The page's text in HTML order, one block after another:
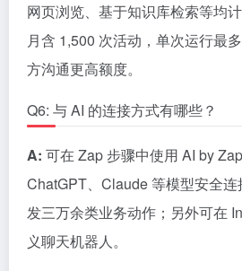
网页浏览、基于知识库检索等均
月含 1,500 次活动，单次运行最
方沟通更高额度。
Q6: 与 AI 的连接方式有哪些？
A: 可在 Zap 步骤中使用 AI by
ChatGPT、Claude 等模型安全
发三万余类业务动作；另外可在
义聊天机器人。